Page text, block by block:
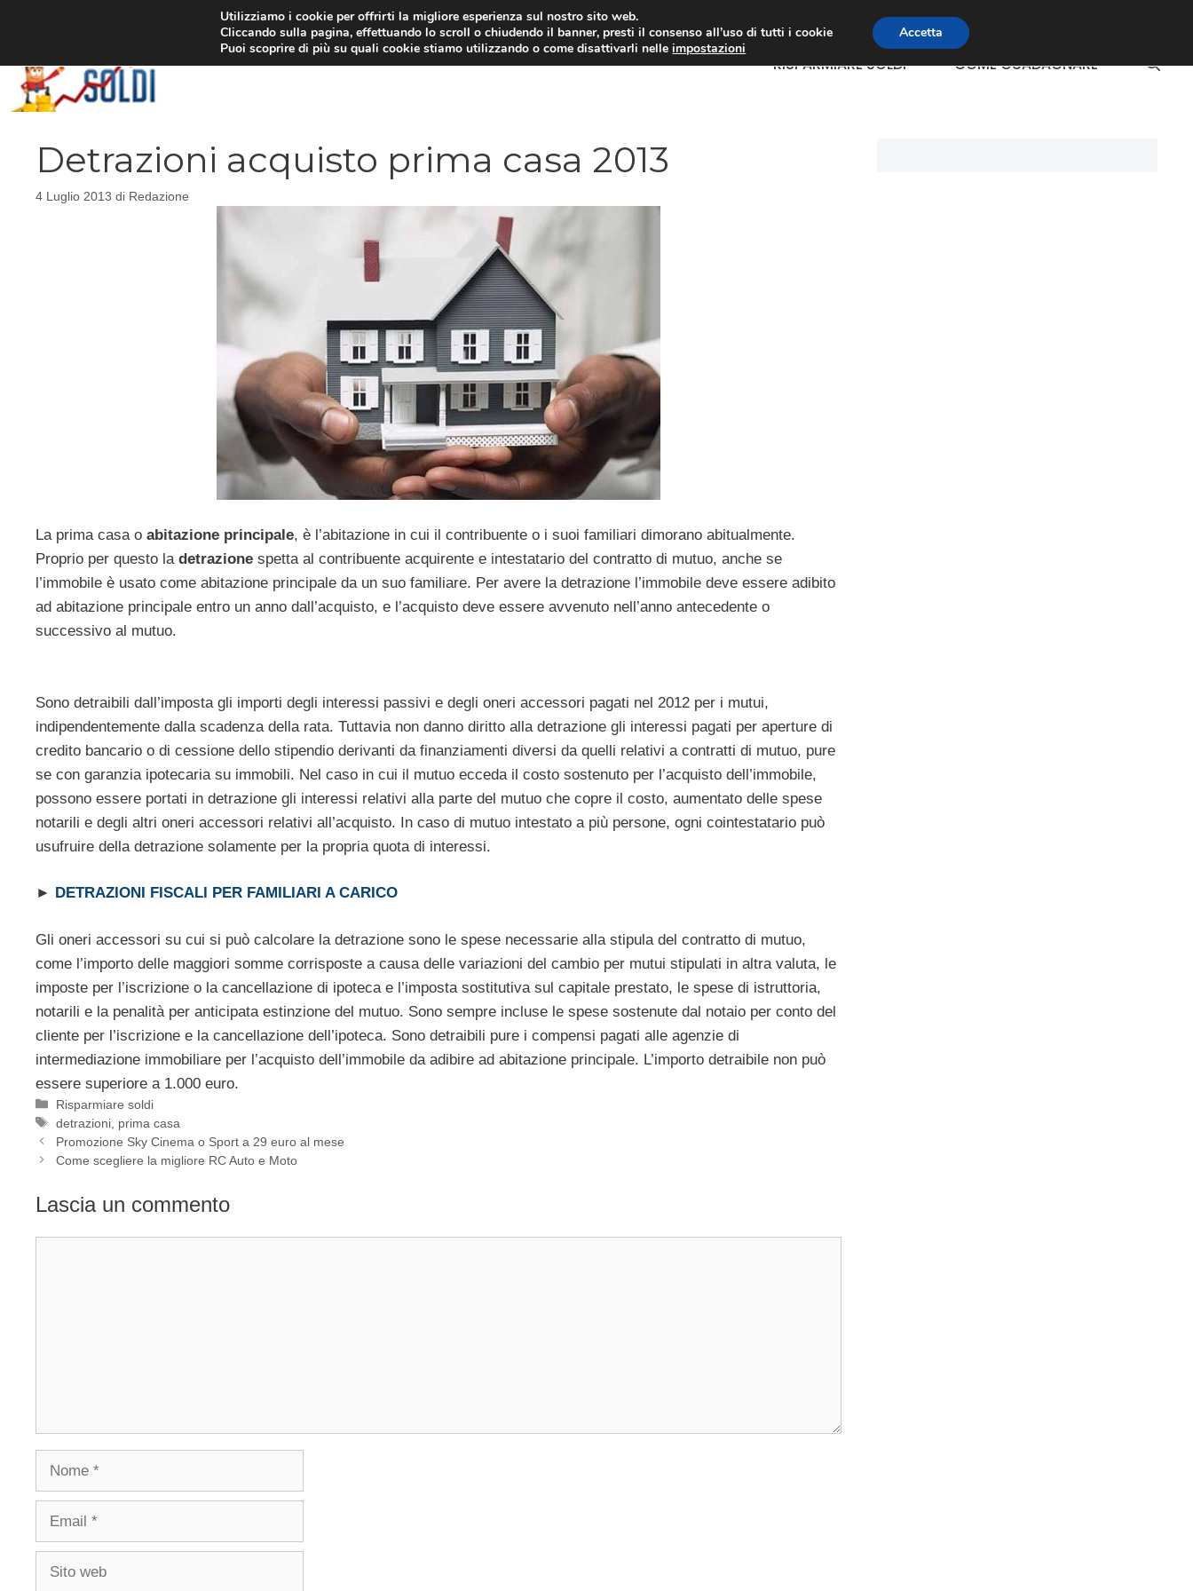
RISPARMIARE SOLDI COME GUADAGNARE
Detrazioni acquisto prima casa 2013
4 Luglio 2013 di Redazione
La prima casa o abitazione principale, è l’abitazione in cui il contribuente o i suoi familiari dimorano abitualmente.
Proprio per questo la detrazione spetta al contribuente acquirente e intestatario del contratto di mutuo, anche se
l’immobile è usato come abitazione principale da un suo familiare. Per avere la detrazione l’immobile deve essere adibito
ad abitazione principale entro un anno dall’acquisto, e l’acquisto deve essere avvenuto nell’anno antecedente o
successivo al mutuo.
Sono detraibili dall’imposta gli importi degli interessi passivi e degli oneri accessori pagati nel 2012 per i mutui,
indipendentemente dalla scadenza della rata. Tuttavia non danno diritto alla detrazione gli interessi pagati per aperture di
credito bancario o di cessione dello stipendio derivanti da finanziamenti diversi da quelli relativi a contratti di mutuo, pure
se con garanzia ipotecaria su immobili. Nel caso in cui il mutuo ecceda il costo sostenuto per l’acquisto dell’immobile,
possono essere portati in detrazione gli interessi relativi alla parte del mutuo che copre il costo, aumentato delle spese
notarili e degli altri oneri accessori relativi all’acquisto. In caso di mutuo intestato a più persone, ogni cointestatario può
usufruire della detrazione solamente per la propria quota di interessi.
► DETRAZIONI FISCALI PER FAMILIARI A CARICO
Gli oneri accessori su cui si può calcolare la detrazione sono le spese necessarie alla stipula del contratto di mutuo,
come l’importo delle maggiori somme corrisposte a causa delle variazioni del cambio per mutui stipulati in altra valuta, le
imposte per l’iscrizione o la cancellazione di ipoteca e l’imposta sostitutiva sul capitale prestato, le spese di istruttoria,
notarili e la penalità per anticipata estinzione del mutuo. Sono sempre incluse le spese sostenute dal notaio per conto del
cliente per l’iscrizione e la cancellazione dell’ipoteca. Sono detraibili pure i compensi pagati alle agenzie di
intermediazione immobiliare per l’acquisto dell’immobile da adibire ad abitazione principale. L’importo detraibile non può
essere superiore a 1.000 euro.
Categorie
Risparmiare soldi
Tag
detrazioni prima casa
Promozione Sky Cinema o Sport a 29 euro al mese
Come scegliere la migliore RC Auto e Moto
Lascia un commento
Nome
Email
Sito
Utilizziamo i cookie per offrirti la migliore esperienza sul nostro sito web.
Cliccando sulla pagina, effettuando lo scroll o chiudendo il banner, presti il consenso all’uso di tutti i cookie
Puoi scoprire di più su quali cookie stiamo utilizzando o come disattivarli nelleimpostazioni
Accetta